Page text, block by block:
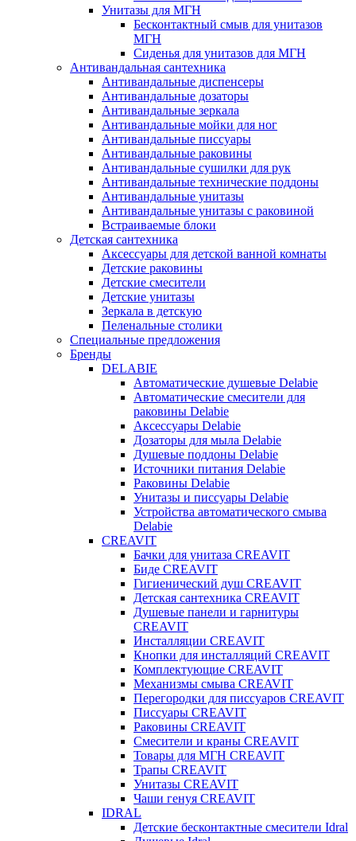
Унитазы для МГН
Бесконтактный смыв для унитазов
МГН
Сиденья для унитазов для МГН
Антивандальная сантехника
Антивандальные диспенсеры
Антивандальные дозаторы
Антивандальные зеркала
Антивандальные мойки для ног
Антивандальные писсуары
Антивандальные раковины
Антивандальные сушилки для рук
Антивандальные технические поддоны
Антивандальные унитазы
Антивандальные унитазы с раковиной
Встраиваемые блоки
Детская сантехника
Аксессуары для детской ванной комнаты
Детские раковины
Детские смесители
Детские унитазы
Зеркала в детскую
Пеленальные столики
Специальные предложения
Бренды
DELABIE
Автоматические душевые Delabie
Автоматические смесители для
раковины Delabie
Аксессуары Delabie
Дозаторы для мыла Delabie
Душевые поддоны Delabie
Источники питания Delabie
Раковины Delabie
Унитазы и писсуары Delabie
Устройства автоматического смыва
Delabie
CREAVIT
Бачки для унитаза CREAVIT
Биде CREAVIT
Гигиенический душ CREAVIT
Детская сантехника CREAVIT
Душевые панели и гарнитуры
CREAVIT
Инсталляции CREAVIT
Кнопки для инсталляций CREAVIT
Комплектующие CREAVIT
Механизмы смыва CREAVIT
Перегородки для писсуаров CREAVIT
Писсуары CREAVIT
Раковины CREAVIT
Смесители и краны CREAVIT
Товары для МГН CREAVIT
Трапы CREAVIT
Унитазы CREAVIT
Чаши генуя CREAVIT
IDRAL
Детские бесконтактные смесители Idral